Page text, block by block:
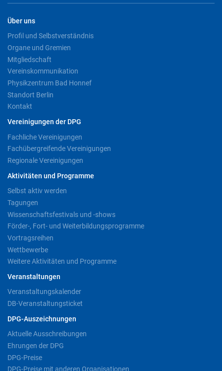
Über uns
Profil und Selbstverständnis
Organe und Gremien
Mitgliedschaft
Vereinskommunikation
Physikzentrum Bad Honnef
Standort Berlin
Kontakt
Vereinigungen der DPG
Fachliche Vereinigungen
Fachübergreifende Vereinigungen
Regionale Vereinigungen
Aktivitäten und Programme
Selbst aktiv werden
Tagungen
Wissenschaftsfestivals und -shows
Förder-, Fort- und Weiterbildungsprogramme
Vortragsreihen
Wettbewerbe
Weitere Aktivitäten und Programme
Veranstaltungen
Veranstaltungskalender
DB-Veranstaltungsticket
DPG-Auszeichnungen
Aktuelle Ausschreibungen
Ehrungen der DPG
DPG-Preise
DPG-Preise mit anderen Organisationen